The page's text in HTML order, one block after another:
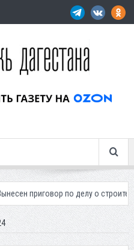
по делу о строительстве